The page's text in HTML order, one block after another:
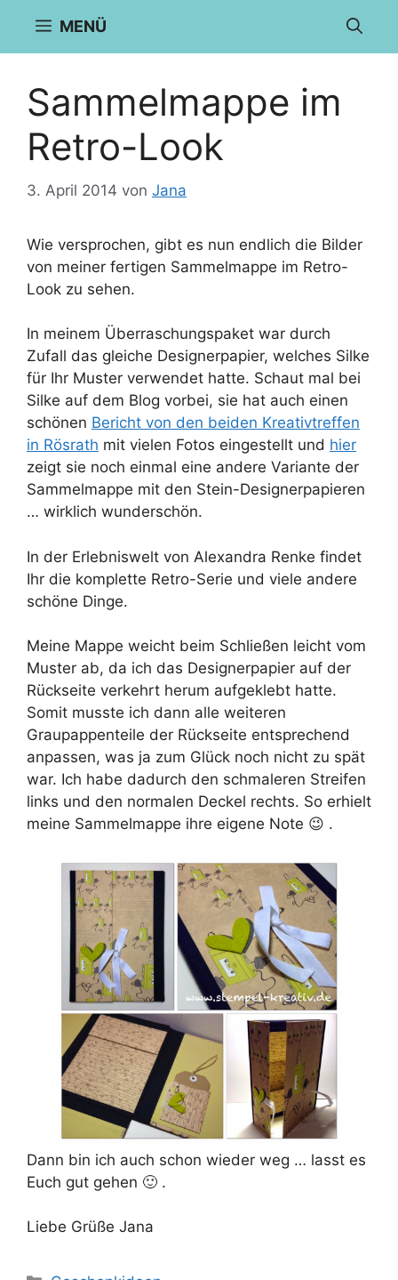
Inhalt
springen
MENÜ
Sammelmappe im
Retro-Look
3. April 2014 von Jana
Wie versprochen, gibt es nun endlich die Bilder
von meiner fertigen Sammelmappe im Retro-
Look zu sehen.
In meinem Überraschungspaket war durch
Zufall das gleiche Designerpapier, welches Silke
für Ihr Muster verwendet hatte. Schaut mal bei
Silke auf dem Blog vorbei, sie hat auch einen
schönen Bericht von den beiden Kreativtreffen
in Rösrath mit vielen Fotos eingestellt und hier
zeigt sie noch einmal eine andere Variante der
Sammelmappe mit den Stein-Designerpapieren
… wirklich wunderschön.
In der Erlebniswelt von Alexandra Renke findet
Ihr die komplette Retro-Serie und viele andere
schöne Dinge.
Meine Mappe weicht beim Schließen leicht vom
Muster ab, da ich das Designerpapier auf der
Rückseite verkehrt herum aufgeklebt hatte.
Somit musste ich dann alle weiteren
Graupappenteile der Rückseite entsprechend
anpassen, was ja zum Glück noch nicht zu spät
war. Ich habe dadurch den schmaleren Streifen
links und den normalen Deckel rechts. So erhielt
meine Sammelmappe ihre eigene Note 😉 .
Dann bin ich auch schon wieder weg … lasst es
Euch gut gehen 🙂 .
Liebe Grüße Jana